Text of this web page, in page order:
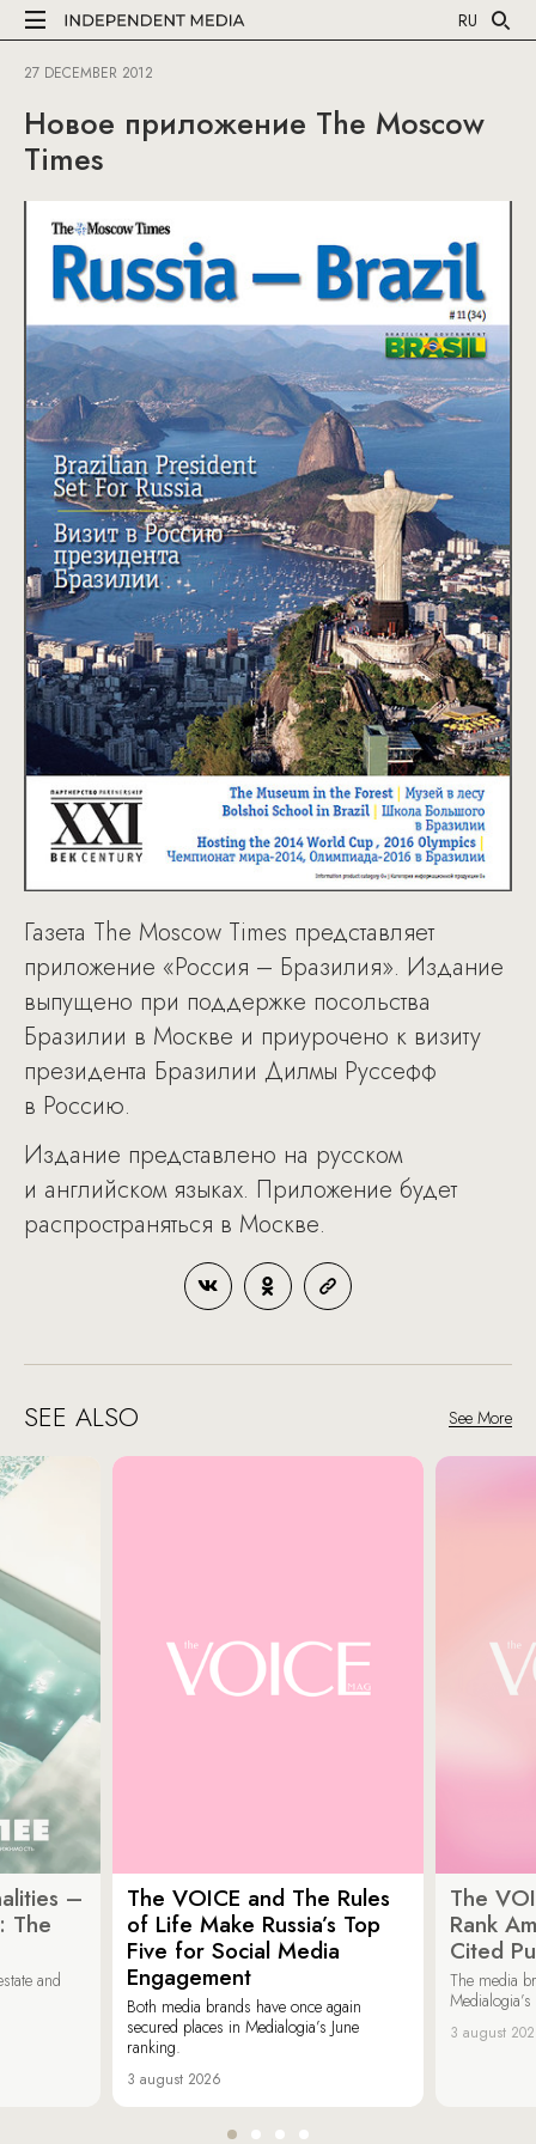
RU
27 DECEMBER 2012
Новое приложение The Moscow
Times
Газета The Moscow Times представляет
приложение «Россия – Бразилия». Издание
выпущено при поддержке посольства
Бразилии в Москве и приурочено к визиту
президента Бразилии Дилмы Руссефф
в Россию.
Издание представлено на русском
и английском языках. Приложение будет
распространяться в Москве.
SEE ALSO See More
–
The
and
The VOICE and The Rules
of Life Make Russia’s Top
Five for Social Media
Engagement
Both media brands have once again
secured places in Medialogia’s June
ranking.
3 august 2026
The
Rank
Cited
The media
3 august